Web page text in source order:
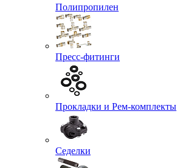
Полипропилен
Пресс-фитинги
Прокладки и Рем-комплекты
Седелки